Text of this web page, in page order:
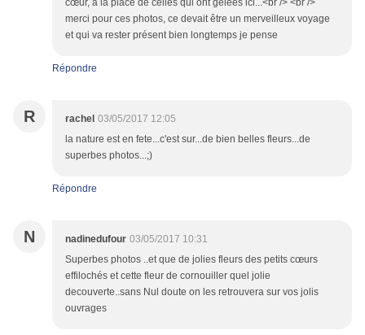
cœur, à la place de celles qui ont gelées ici...<br /> <br />
merci pour ces photos, ce devait être un merveilleux voyage
et qui va rester présent bien longtemps je pense
Répondre
R rachel 03/05/2017 12:05
la nature est en fete...c'est sur...de bien belles fleurs...de
superbes photos...;)
Répondre
N nadinedufour 03/05/2017 10:31
Superbes photos ..et que de jolies fleurs des petits cœurs
effilochés et cette fleur de cornouiller quel jolie
decouverte..sans Nul doute on les retrouvera sur vos jolis
ouvrages